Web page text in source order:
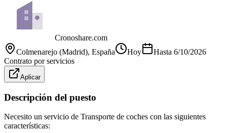
Cronoshare.com
Colmenarejo (Madrid), España Hoy Hasta 6/10/2026
Contrato por servicios
Aplicar
Descripción del puesto
Necesito un servicio de Transporte de coches con las siguientes
características: